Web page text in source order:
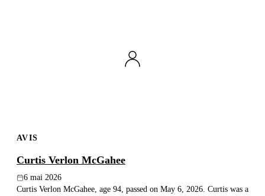
Publier un avis
AVIS
Curtis Verlon McGahee
6 mai 2026
Curtis Verlon McGahee, age 94, passed on May 6, 2026. Curtis was a